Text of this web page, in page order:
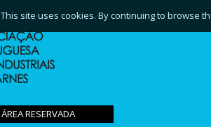
ÁREA RESERVADA
This site uses cookies. By continuing to browse